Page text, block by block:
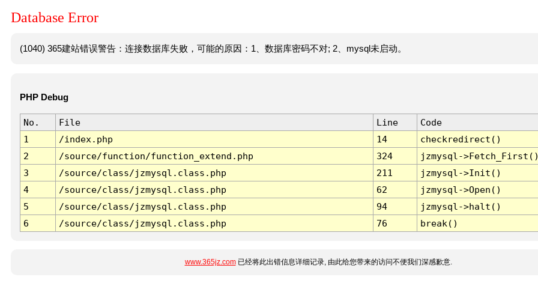
Database Error
(1040) 365建站错误警告：连接数据库失败，可能的原因：1、数据库密码不对; 2、mysql未启动。
PHP Debug
No. File Line
Code
1
/index.php 14
checkredirect()
2
/source/function/function_extend.php 324
jzmysql-
3
/source/class/jzmysql.class.php 211
jzmysql->Init()
4
/source/class/jzmysql.class.php 62
jzmysql->Open()
5
/source/class/jzmysql.class.php 94
jzmysql->halt()
6
/source/class/jzmysql.class.php 76 break()
www.365jz.com已经将此出错信息详细记录, 由此给您带来的访问不便我们深感歉意.